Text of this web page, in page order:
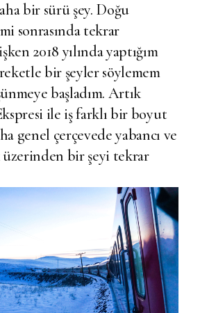
bir sürü şey. Doğu
sonrasında tekrar
2018 yılında yaptığım
bir şeyler söylemem
başladım. Artık
ile iş farklı bir boyut
genel çerçevede yabancı ve
bir şeyi tekrar